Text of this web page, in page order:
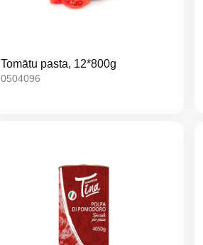
Tomātu pasta, 12*800g
0504096